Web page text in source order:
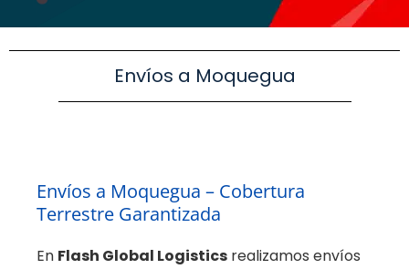
Envíos a Moquegua
Envíos a Moquegua – Cobertura
Terrestre Garantizada
En Flash Global Logistics realizamos envíos